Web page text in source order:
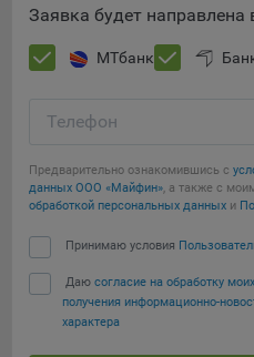
Заявка будет направлена
МТбанк
Телефон
Предварительно ознакомившись с
данных ООО «Майфин», а также с
обработкой персональных данных и
Принимаю условия
Даю согласие на обработку
получения информационно-
характера